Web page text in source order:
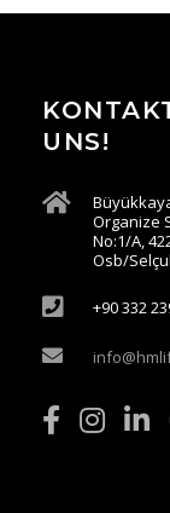
UNS!
Organize
No:1/A,
Osb/
+90 332